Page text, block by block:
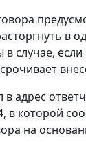
в
случае,
в адрес
в которой
на